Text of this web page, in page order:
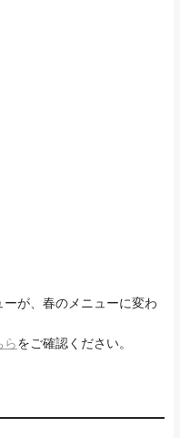
が、春のメニューに変わ
らをご確認ください。